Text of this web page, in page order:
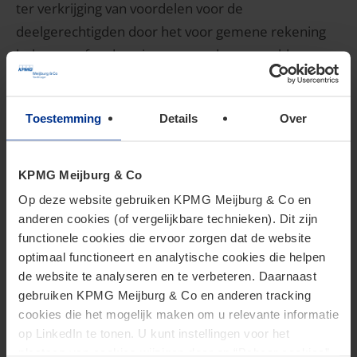
Toestemming Details Over
KPMG Meijburg & Co
Op deze website gebruiken KPMG Meijburg & Co en
anderen cookies (of vergelijkbare technieken). Dit zijn
functionele cookies die ervoor zorgen dat de website
optimaal functioneert en analytische cookies die helpen
de website te analyseren en te verbeteren. Daarnaast
gebruiken KPMG Meijburg & Co en anderen tracking
cookies die het mogelijk maken om u relevante informatie
op LinkedIn te tonen. U kunt instellingen voor het
ter verkrijging van voordelen voor de
deelgerechtigden door het voor gemene rekening
beleggen of anderszins aanwenden van gelden,
tenzij dat fonds een fgr is.
2. Het Fondsenbesluit nader
bekeken
In het Fondsenbesluit, dat van toepassing zal zijn
met ingang van 2025 (waarbij ook het nieuwe
kwalificatiebeleid ingaat), zijn de hierboven
genoemde elementen als volgt toegelicht.
Fonds